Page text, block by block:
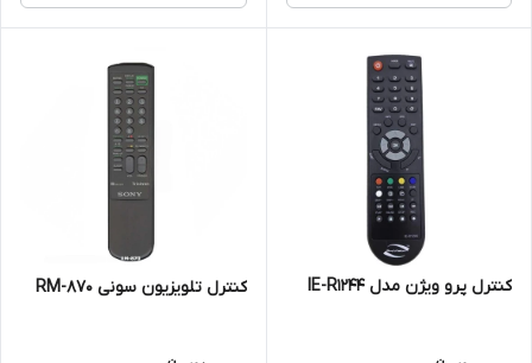
کنترل پرو ویژن مدل IE-R1244 کنترل تلویزیون سونی RM-870